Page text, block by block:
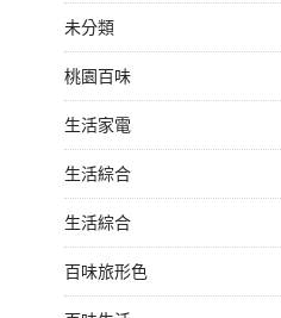
未分類
桃園百味
生活家電
生活綜合
生活綜合
百味旅形色